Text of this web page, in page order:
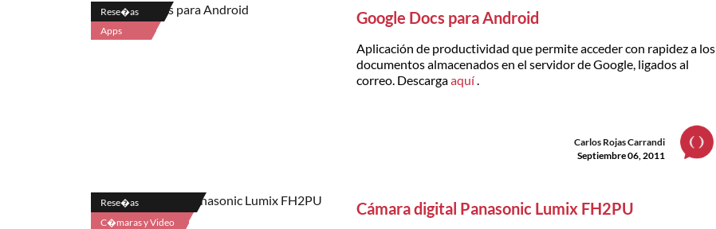
Rese�as
Apps
Google Docs para Android
Aplicación de productividad que permite acceder con rapidez a los
documentos almacenados en el servidor de Google, ligados al
correo. Descargaaquí.
Carlos Rojas Carrandi
Septiembre 06, 2011
Rese�as
C�maras y Video
Cámara digital Panasonic Lumix FH2PU